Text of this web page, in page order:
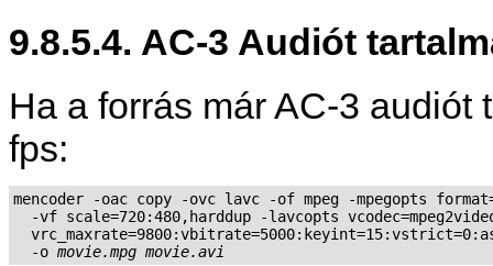
9.8.5.4. AC-3 Audiót
Ha a forrás már AC-3
fps:
mencoder -oac copy -ovc lavc -of mpeg -mpegopts
-vf scale=720:480,harddup -lavcopts
  -o
movie.mpg movie.avi